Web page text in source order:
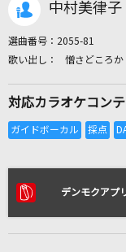
槇原敬之(Makihara)
中村美律子
選曲番号： 2055-81
憎さどころ
対応カラオケコン
デンモクアプ